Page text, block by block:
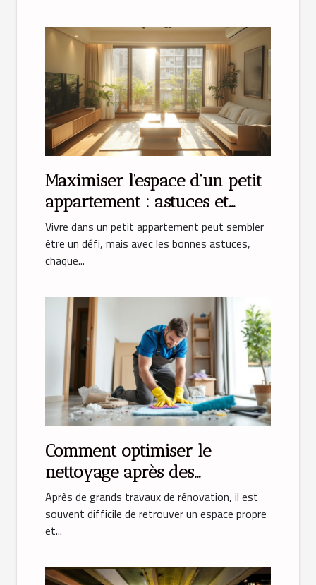
Maximiser l'espace d'un petit
appartement : astuces et
solutions
Vivre dans un petit appartement peut sembler
être un défi, mais avec les bonnes astuces,
chaque...
Comment optimiser le
nettoyage après des
rénovations majeures ?
Après de grands travaux de rénovation, il est
souvent difficile de retrouver un espace propre
et...